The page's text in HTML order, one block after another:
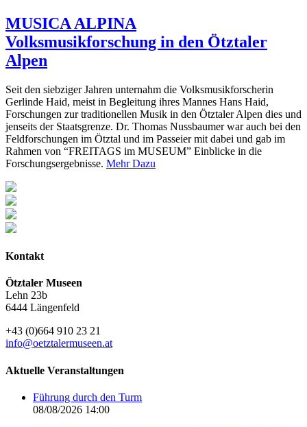
MUSICA ALPINA
Volksmusikforschung in den Ötztaler
Alpen
Seit den siebziger Jahren unternahm die Volksmusikforscherin
Gerlinde Haid, meist in Begleitung ihres Mannes Hans Haid,
Forschungen zur traditionellen Musik in den Ötztaler Alpen dies und
jenseits der Staatsgrenze. Dr. Thomas Nussbaumer war auch bei den
Feldforschungen im Ötztal und im Passeier mit dabei und gab im
Rahmen von “FREITAGS im MUSEUM” Einblicke in die
Forschungsergebnisse. Mehr Dazu
Kontakt
Ötztaler Museen
Lehn 23b
6444 Längenfeld
+43 (0)664 910 23 21
info@oetztalermuseen.at
Aktuelle Veranstaltungen
Führung durch den Turm
08/08/2026 14:00